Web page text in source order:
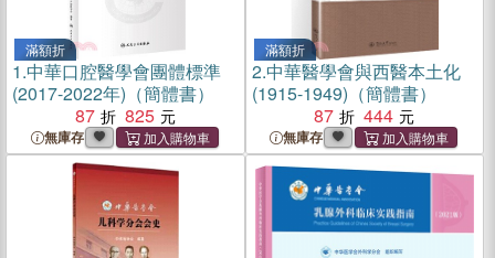
滿額折
1.中華口腔醫學會團體標準
(2017-2022年)（簡體書）
87
825
無庫存
滿額折
2.中華醫學會與西醫本土化
(1915-1949)（簡體書）
87
444
無庫存